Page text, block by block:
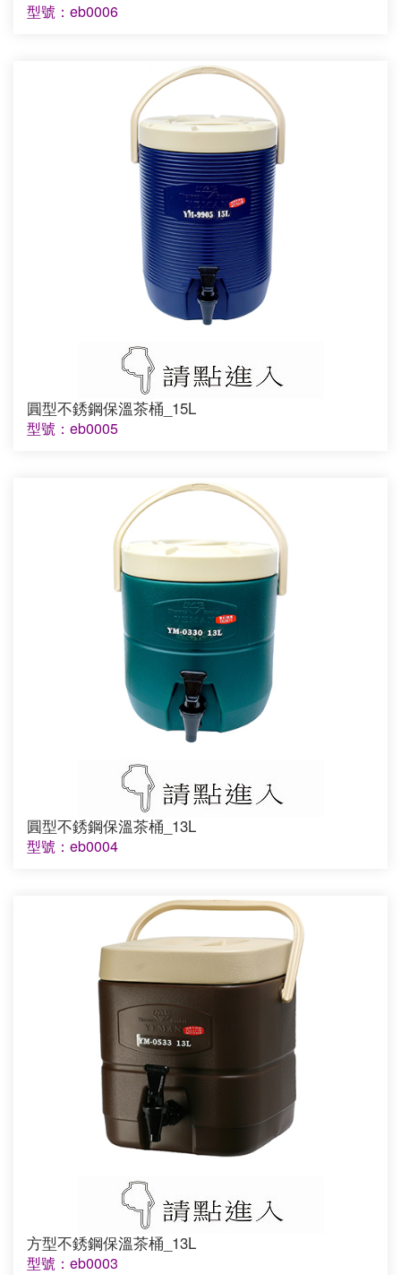
型號：eb0006
圓型不銹鋼保溫茶桶_15L
型號：eb0005
圓型不銹鋼保溫茶桶_13L
型號：eb0004
方型不銹鋼保溫茶桶_13L
型號：eb0003